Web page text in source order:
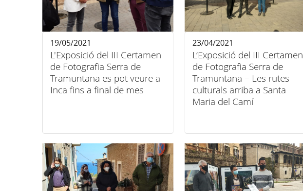
L'Exposició del III Certamen
de Fotografia Serra de
Tramuntana es pot veure a
Inca fins a final de mes
19/05/2021
L’Exposició del III Certamen
de Fotografia Serra de
Tramuntana – Les rutes
culturals arriba a Santa
Maria del Camí
23/04/2021